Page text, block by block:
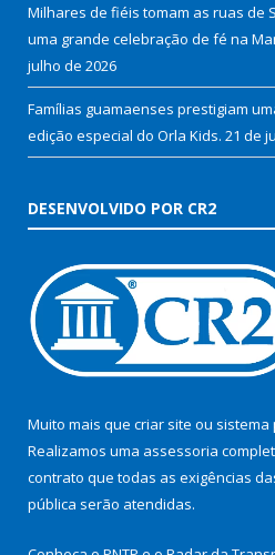
Milhares de fiéis tomam as ruas de
uma grande celebração de fé na
julho de 2026
Famílias guamaenses prestigiam
edição especial do Orla Kids. 21 de
DESENVOLVIDO POR CR2
Muito mais que criar site ou sistema
Realizamos uma assessoria
contrato que todas as exigências
pública serão atendidas.